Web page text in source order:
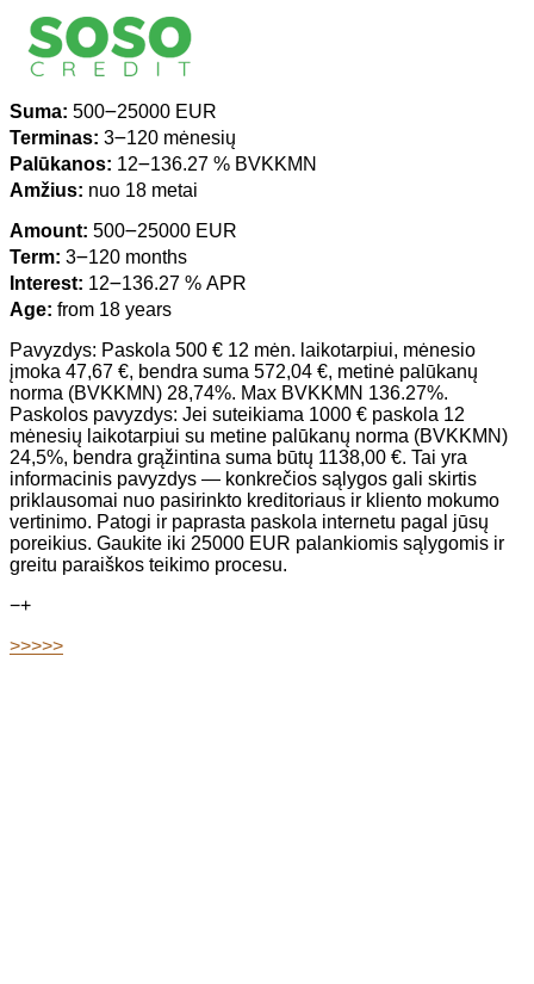
Suma: 500౼25000 EUR
Terminas: 3౼120 mėnesių
Palūkanos: 12౼136.27 % BVKKMN
Amžius: nuo 18 metai
Amount: 500౼25000 EUR
Term: 3౼120 months
Interest: 12౼136.27 % APR
Age: from 18 years
Pavyzdys: Paskola 500 € 12 mėn. laikotarpiui, mėnesio
įmoka 47,67 €, bendra suma 572,04 €, metinė palūkanų
norma (BVKKMN) 28,74%. Max BVKKMN 136.27%.
Paskolos pavyzdys: Jei suteikiama 1000 € paskola 12
mėnesių laikotarpiui su metine palūkanų norma (BVKKMN)
24,5%, bendra grąžintina suma būtų 1138,00 €. Tai yra
informacinis pavyzdys — konkrečios sąlygos gali skirtis
priklausomai nuo pasirinkto kreditoriaus ir kliento mokumo
vertinimo. Patogi ir paprasta paskola internetu pagal jūsų
poreikius. Gaukite iki 25000 EUR palankiomis sąlygomis ir
greitu paraiškos teikimo procesu.
−+
>>>>>